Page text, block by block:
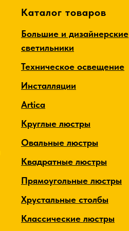
Каталог товаров
Большие и дизайнерские
светильники
Техническое освещение
Инсталляции
Artica
Круглые люстры
Овальные люстры
Квадратные люстры
Прямоугольные люстры
Хрустальные столбы
Классические люстры